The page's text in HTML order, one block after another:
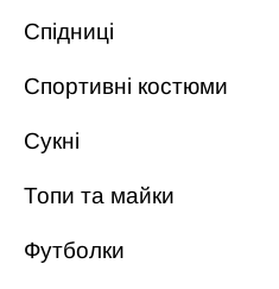
Спідниці
Спортивні костюми
Сукні
Топи та майки
Футболки